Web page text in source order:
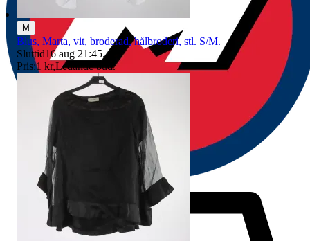
M
Blus, Marta, vit, broderad, hålbroderi, stl. S/M.
Sluttid16 aug 21:45.
Pris:1 kr,Ledande bud.